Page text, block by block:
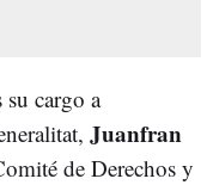
cargo a
Juanfran
de Derechos y